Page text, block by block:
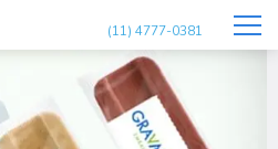
(11) 4777-0381